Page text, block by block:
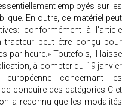
employés sur les
En outre, ce matériel peut
conformément à l'article
tracteur peut être conçu pour
par heure.» Toutefois, il laisse
à compter du 19 janvier
européenne concernant les
conduire des catégories C et
a reconnu que les modalités